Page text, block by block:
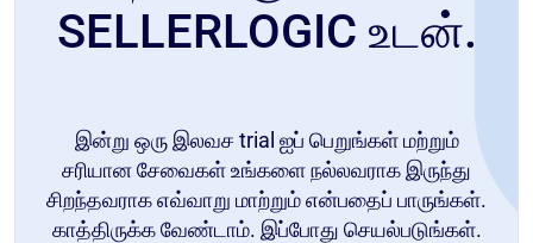
SELLERLOGIC உடன்.
இன்று ஒரு இலவச trial ஐப் பெறுங்கள் மற்றும்
சரியான சேவைகள் உங்களை நல்லவராக இருந்து
சிறந்தவராக எவ்வாறு மாற்றும் என்பதைப் பாருங்கள்.
காத்திருக்க வேண்டாம். இப்போது செயல்படுங்கள்.